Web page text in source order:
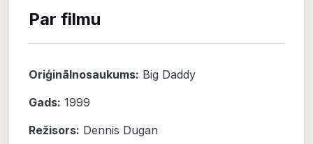
Par filmu
Oriģinālnosaukums: Big Daddy
Gads: 1999
Režisors: Dennis Dugan